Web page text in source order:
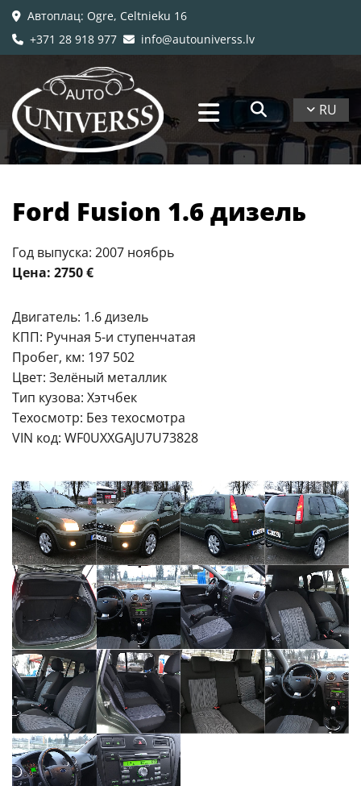
 Автоплац: Ogre, Celtnieku 16
 +371 28 918 977  info@autouniverss.lv
RU
Ford Fusion 1.6 дизель
Год выпуска: 2007 ноябрь
Цена: 2750 €
Двигатель: 1.6 дизель
КПП: Ручная 5-и ступенчатая
Пробег, км: 197 502
Цвет: Зелёный металлик
Тип кузова: Хэтчбек
Техосмотр: Без техосмотра
VIN код: WF0UXXGAJU7U73828